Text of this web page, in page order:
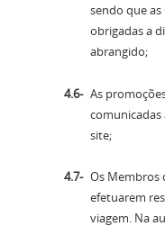
sendo que
obrigadas a
abrangido;
As
comunicadas
site;
Os Membros
efetuarem
viagem. Na